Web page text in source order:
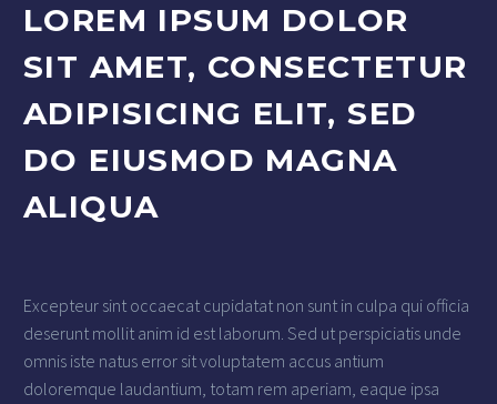
LOREM IPSUM DOLOR
SIT AMET, CONSECTETUR
ADIPISICING ELIT, SED
DO EIUSMOD MAGNA
ALIQUA
Excepteur sint occaecat cupidatat non sunt in culpa qui officia
deserunt mollit anim id est laborum. Sed ut perspiciatis unde
omnis iste natus error sit voluptatem accus antium
doloremque laudantium, totam rem aperiam, eaque ipsa